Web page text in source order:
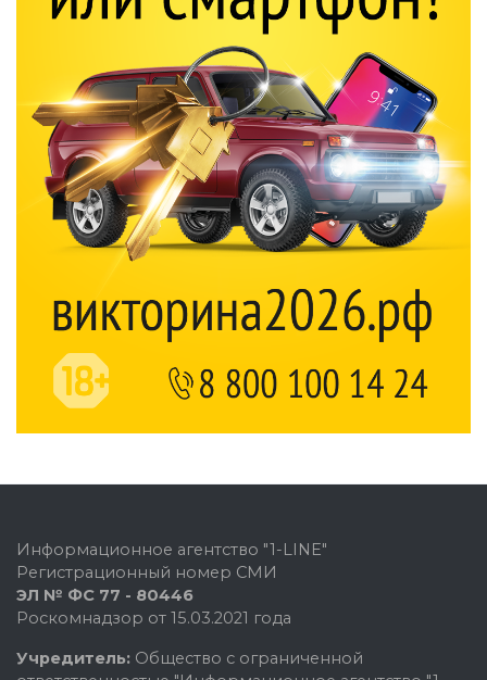
Информационное агентство "1-LINE"
Регистрационный номер СМИ
ЭЛ № ФС 77 - 80446
Роскомнадзор от 15.03.2021 года
Учредитель: Общество с ограниченной